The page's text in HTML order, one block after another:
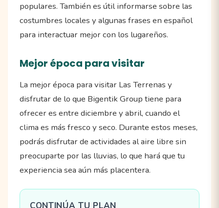
populares. También es útil informarse sobre las
costumbres locales y algunas frases en español
para interactuar mejor con los lugareños.
Mejor época para visitar
La mejor época para visitar Las Terrenas y
disfrutar de lo que Bigentik Group tiene para
ofrecer es entre diciembre y abril, cuando el
clima es más fresco y seco. Durante estos meses,
podrás disfrutar de actividades al aire libre sin
preocuparte por las lluvias, lo que hará que tu
experiencia sea aún más placentera.
CONTINÚA TU PLAN